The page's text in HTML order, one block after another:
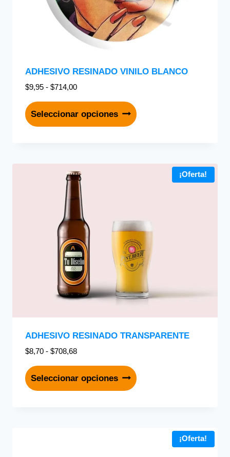
ADHESIVO RESINADO VINILO BLANCO
$9,95 - $714,00
Seleccionar opciones
¡Oferta!
ADHESIVO RESINADO TRANSPARENTE
$8,70 - $708,68
Seleccionar opciones
¡Oferta!